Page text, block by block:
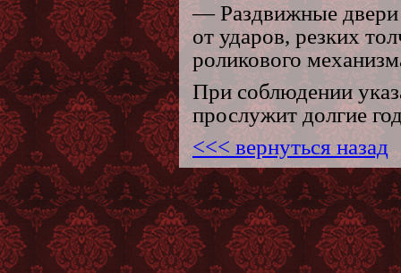
— Раздвижные двери
от ударов, резких
роликового
При соблюдении
прослужит долгие
<<< вернуться назад